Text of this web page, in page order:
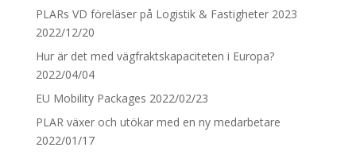
PLARs VD föreläser på Logistik & Fastigheter 2023
2022/12/20
Hur är det med vägfraktskapaciteten i Europa?
2022/04/04
EU Mobility Packages 2022/02/23
PLAR växer och utökar med en ny medarbetare
2022/01/17